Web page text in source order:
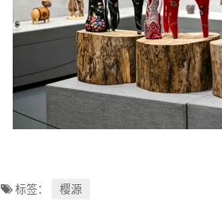
标签： 樱源